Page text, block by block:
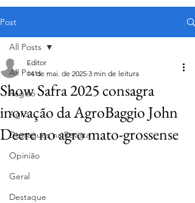
Post
All Posts
Região
Agro
Destaques na Revista
Opinião
Geral
Destaque
All Posts
Show Safra 2025 consagra
inovação da AgroBaggio John
Deere no agro mato-grossense
Editor
14 de mai. de 2025 3 min de leitura